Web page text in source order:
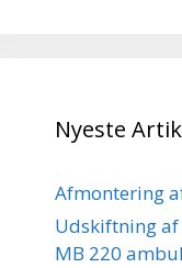
Nyeste
Afmontering
Udskiftning
MB 220